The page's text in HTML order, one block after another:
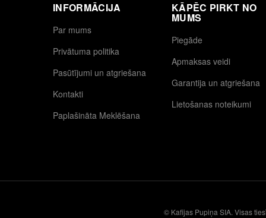
INFORMĀCIJA
Par mums
Privātuma politika
Pasūtījumi un atgriešana
Kontakti
Paplašināta Meklēšana
KĀPĒC PIRKT NO
MUMS
Piegāde
Apmaksas veidi
Garantija un atgriešana
Lietošanas noteikumi
© Kafijas Pupiņa SIA. Visas